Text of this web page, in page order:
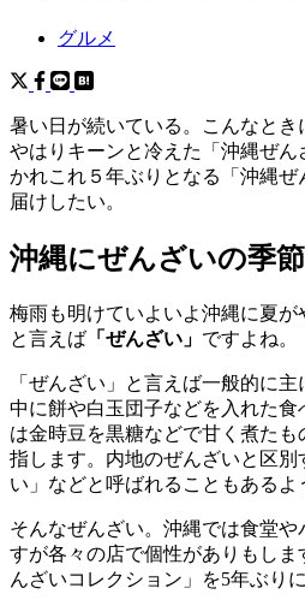
グルメ
暑い日が続いている。こんなとき
やはりキーンと冷えた「沖縄ぜん
かれこれ５年ぶりとなる「沖縄
届けしたい。
沖縄にぜんざいの季
梅雨も明けていよいよ沖縄に夏
と言えば 「ぜんざい」 ですよね。
「ぜんざい」と言えば一般的に
中に餅や白玉団子などを入れた
は金時豆を黒糖などで甘く煮たも
指します。内地のぜんざいと区
い」などと呼ばれることもあるよ
そんなぜんざい。沖縄では食堂や
すが各々の店で個性がありもし
んざいコレクション」を5年ぶり